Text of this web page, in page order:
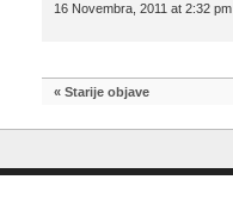
16 Novembra, 2011 at 2:32 pm
« Starije objave